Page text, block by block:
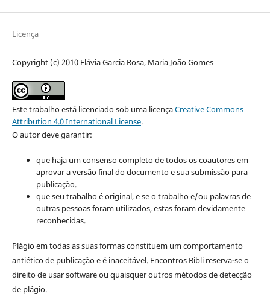
Licença
Copyright (c) 2010 Flávia Garcia Rosa, Maria João Gomes
Este trabalho está licenciado sob uma licençaCreative Commons
Attribution 4.0 International License.
O autor deve garantir:
que haja um consenso completo de todos os coautores em
aprovar a versão final do documento e sua submissão para
publicação.
que seu trabalho é original, e se o trabalho e/ou palavras de
outras pessoas foram utilizados, estas foram devidamente
reconhecidas.
Plágio em todas as suas formas constituem um comportamento
antiético de publicação e é inaceitável. Encontros Bibli reserva-se o
direito de usar software ou quaisquer outros métodos de detecção
de plágio.